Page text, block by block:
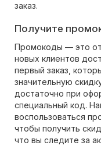
заказ.
Получите
Промокоды — это
новых клиентов
первый заказ,
значительную
достаточно при
специальный код.
воспользоваться
чтобы получить
что вы следите за